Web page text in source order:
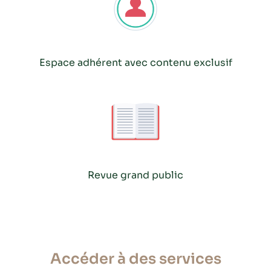
Espace adhérent avec contenu exclusif
Revue grand public
Accéder à des services